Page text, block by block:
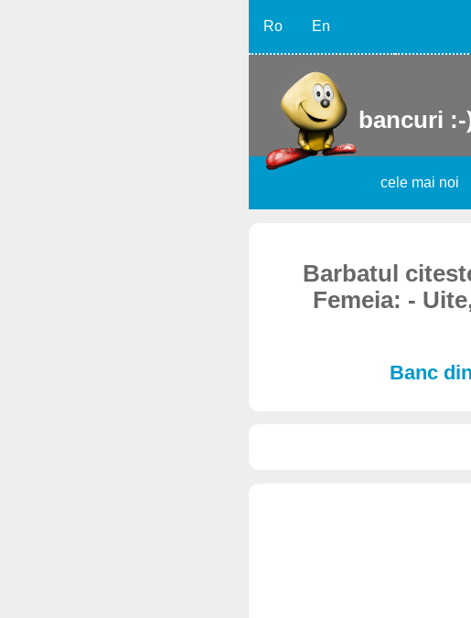
Ro En
bancuri :-
cele mai noi
Barbatul
Femeia: -
Banc